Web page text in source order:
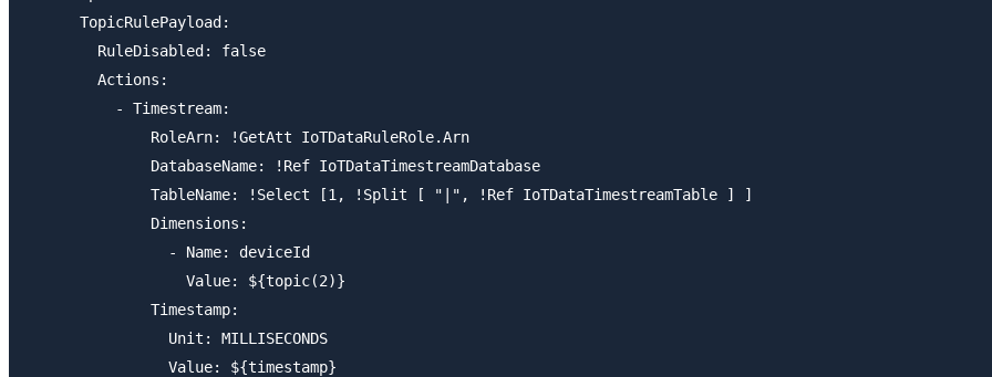
      TopicRulePayload:
        RuleDisabled: false
        Actions:
          - Timestream:
              RoleArn: !GetAtt IoTDataRuleRole.Arn
              DatabaseName: !Ref IoTDataTimestreamDatabase
              TableName: !Select [1, !Split [ "|", !Ref IoTDataTimestreamTable ] ]
              Dimensions:
                - Name: deviceId
                  Value: ${topic(2)}
              Timestamp:
                Unit: MILLISECONDS
                Value: ${timestamp}